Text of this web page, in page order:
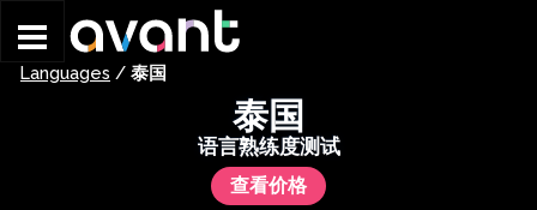
Languages / 泰国
泰国
语言熟练度测试
查看价格